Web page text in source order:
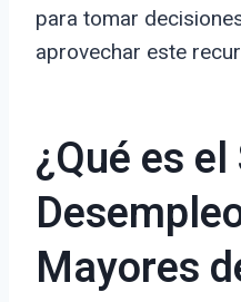
para tomar
aprovechar este
¿Qué es
Mayores